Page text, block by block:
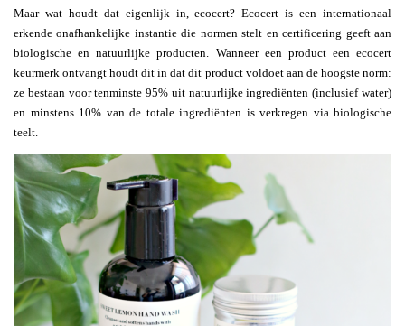
Maar wat houdt dat eigenlijk in, ecocert? Ecocert is een internationaal
erkende onafhankelijke instantie die normen stelt en certificering geeft aan
biologische en natuurlijke producten. Wanneer een product een ecocert
keurmerk ontvangt houdt dit in dat dit product voldoet aan de hoogste norm:
ze bestaan voor tenminste 95% uit natuurlijke ingrediënten (inclusief water)
en minstens 10% van de totale ingrediënten is verkregen via biologische
teelt.